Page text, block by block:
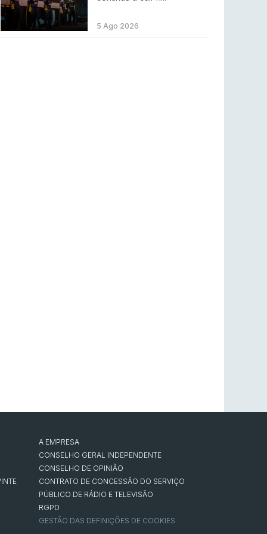
Betclic renova parceria com a RTP Arena para
a época 2026/27
5 Ago 2026
A EMPRESA
CONSELHO GERAL INDEPENDENTE
CONSELHO DE OPINIÃO
CONTRATO DE CONCESSÃO DO SERVIÇO
PÚBLICO DE RÁDIO E TELEVISÃO
RGPD
GESTÃO DAS DEFINIÇÕES DE COOKIES